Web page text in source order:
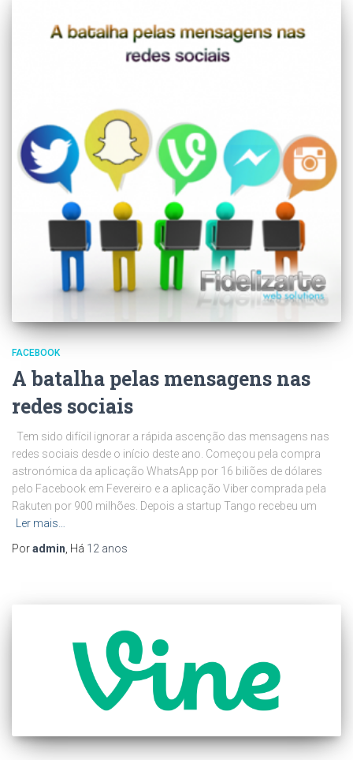
FACEBOOK
A batalha pelas mensagens nas
redes sociais
Tem sido difícil ignorar a rápida ascenção das mensagens nas
redes sociais desde o início deste ano. Começou pela compra
astronómica da aplicação WhatsApp por 16 biliões de dólares
pelo Facebook em Fevereiro e a aplicação Viber comprada pela
Rakuten por 900 milhões. Depois a startup Tango recebeu um
Ler mais…
Poradmin , Há 12 anos